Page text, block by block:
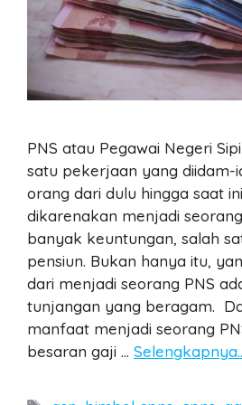
PNS atau Pegawai Negeri
satu pekerjaan yang diidam-
orang dari dulu hingga saat
dikarenakan menjadi
banyak keuntungan, salah
pensiun. Bukan hanya itu,
dari menjadi seorang PNS
tunjangan yang beragam.
manfaat menjadi seorang
besaran gaji …